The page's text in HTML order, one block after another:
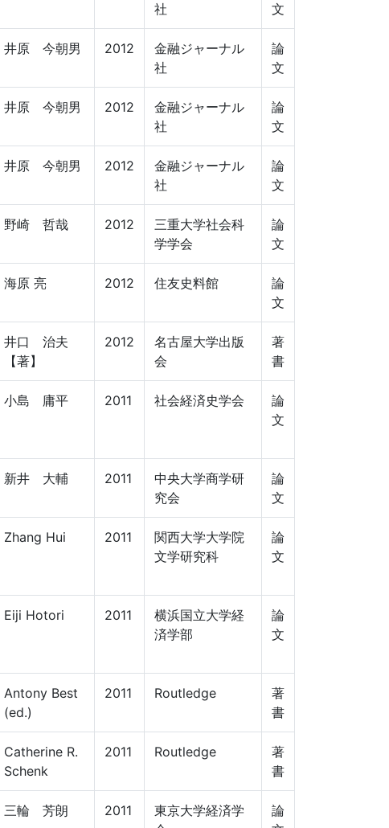
社
文
井原 今朝男 2012
金融ジャーナル
社
論
文
井原 今朝男 2012
金融ジャーナル
社
論
文
井原 今朝男 2012
金融ジャーナル
社
論
文
野崎 哲哉 2012
三重大学社会科
学学会
論
文
海原 亮 2012 住友史料館
論
文
井口 治夫
【著】
2012
名古屋大学出版
会
著
書
小島 庸平 2011 社会経済史学会
論
文
新井 大輔 2011
中央大学商学研
究会
論
文
Zhang Hui 2011
関西大学大学院
文学研究科
論
文
Eiji Hotori 2011
横浜国立大学経
済学部
論
文
Antony Best
(ed.)
2011 Routledge
著
書
Catherine R.
Schenk
2011 Routledge
著
書
三輪 芳朗 2011
東京大学経済学
論